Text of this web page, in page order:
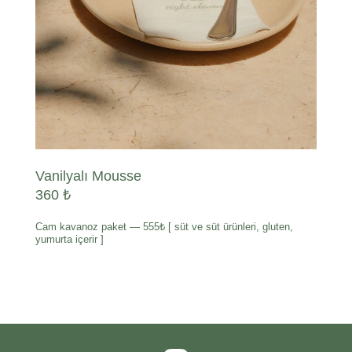
Vanilyalı Mousse
360 ₺
Cam kavanoz paket — 555₺ [ süt ve süt ürünleri, gluten,
yumurta içerir ]